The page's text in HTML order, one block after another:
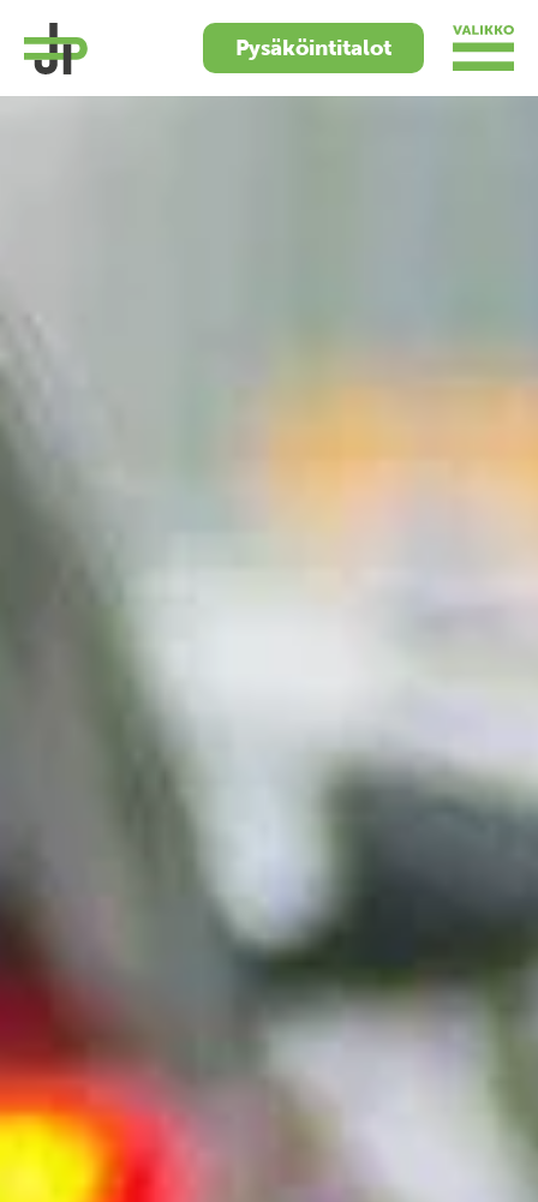
Pysäköintitalot